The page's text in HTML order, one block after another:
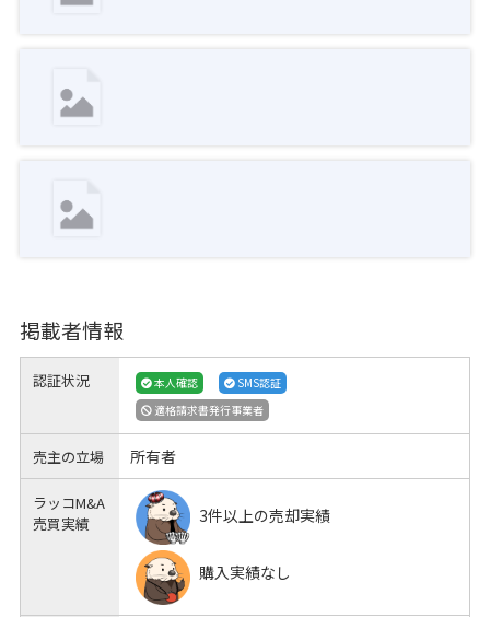
掲載者情報
認証状況 本人確認
SMS認証
適格請求書発行事業者
売主の立場 所有者
ラッコM&A
売買実績
3件以上の売却実績
購入実績なし